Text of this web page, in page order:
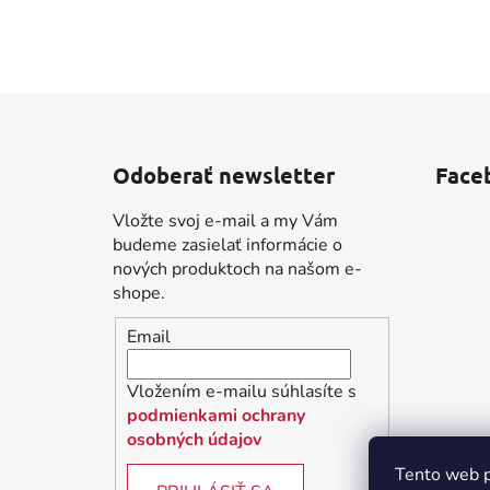
Tento web
Odoberať newsletter
Vložte svoj e-mail a my Vám
budeme zasielať informácie o
nových produktoch na našom e-
shope.
Email
Vložením e-mailu súhlasíte s
podmienkami ochrany
osobných údajov